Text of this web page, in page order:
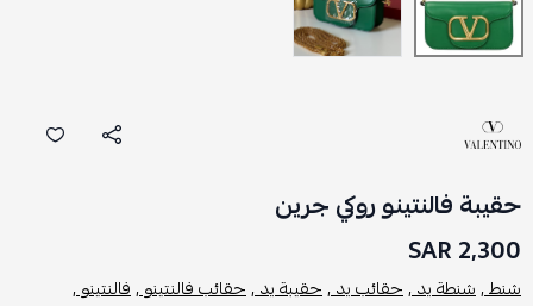
حقيبة فالنتينو روكي جرين
2,300 SAR
شنط ,شنطة يد ,حقائب يد ,حقيبة يد ,حقائب فالنتينو ,فالنتينو ,